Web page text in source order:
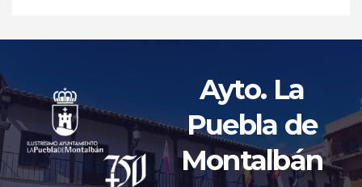
Ayto. La
Puebla de
Montalbán